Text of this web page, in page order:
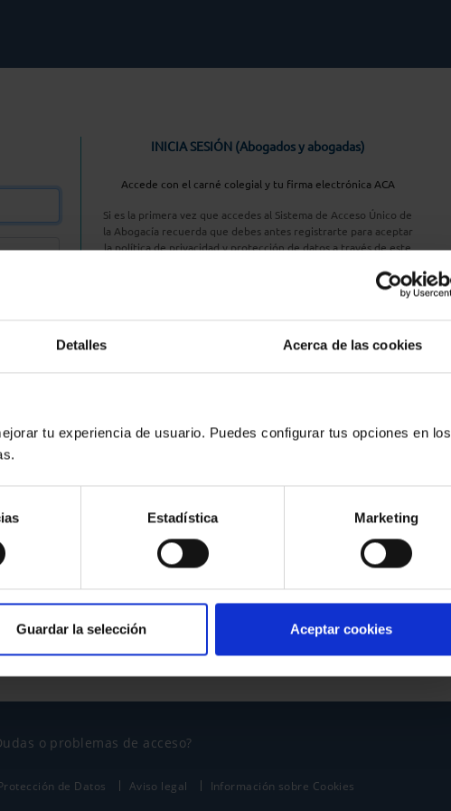
Detalles Acerca de las cookies
tu experiencia de usuario. Puedes configurar tus opciones en los
Estadística Marketing
Guardar la selección Aceptar cookies
INICIA SESIÓN (Abogados y abogadas)
Accede con el carné colegial y tu firma electrónica ACA
Si es la primera vez que accedes al Sistema de Acceso Único de
la Abogacía recuerda que debes antes registrarte para aceptar
la política de privacidad y protección de datos a través de este
Entrar con ACA Plus
¿No tienes cuenta?
y términos del servicio
o problemas de acceso?
de Datos Aviso legal Información sobre Cookies